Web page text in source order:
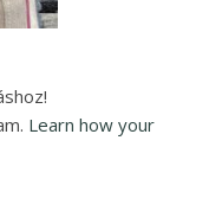
Learn how your